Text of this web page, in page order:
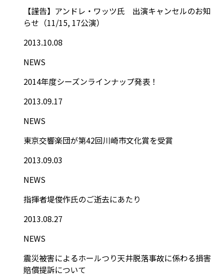
【謹告】アンドレ・ワッツ氏 出演キャンセルのお知
らせ（11/15, 17公演）
2013.10.08
NEWS
2014年度シーズンラインナップ発表！
2013.09.17
NEWS
東京交響楽団が第42回川崎市文化賞を受賞
2013.09.03
NEWS
指揮者堤俊作氏のご逝去にあたり
2013.08.27
NEWS
震災被害によるホールつり天井脱落事故に係わる損害
賠償提訴について